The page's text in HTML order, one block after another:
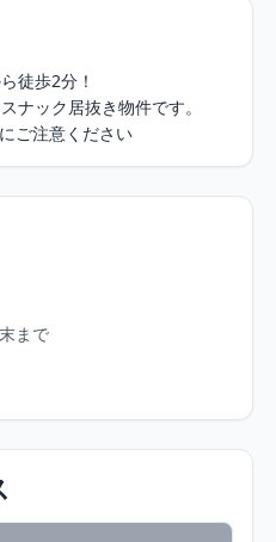
徒歩2分！
ナック居抜き物件です。
ご注意ください
まで